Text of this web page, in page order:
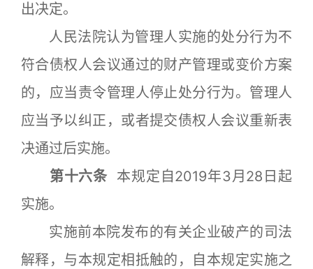
出决定。
人民法院认为管理人实施的处分行为不
符合债权人会议通过的财产管理或变价方案
的，应当责令管理人停止处分行为。管理人
应当予以纠正，或者提交债权人会议重新表
决通过后实施。
第十六条 本规定自2019年3月28日起
实施。
实施前本院发布的有关企业破产的司法
解释，与本规定相抵触的，自本规定实施之